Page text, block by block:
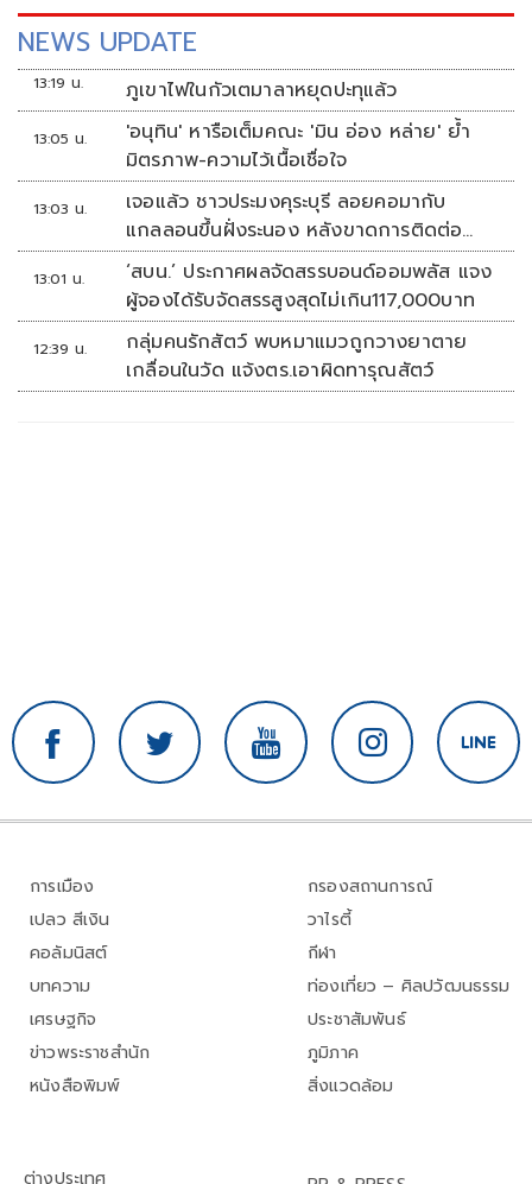
NEWS UPDATE
13:19 น. ภูเขาไฟในกัวเตมาลาหยุดปะทุแล้ว
13:05 น.
'อนุทิน' หารือเต็มคณะ 'มิน อ่อง หล่าย' ย้ำ
มิตรภาพ-ความไว้เนื้อเชื่อใจ
13:03 น.
เจอแล้ว ชาวประมงคุระบุรี ลอยคอมากับ
แกลลอนขึ้นฝั่งระนอง หลังขาดการติดต่อ
หลายวัน
13:01 น.
‘สบน.’ ประกาศผลจัดสรรบอนด์ออมพลัส แจง
ผู้จองได้รับจัดสรรสูงสุดไม่เกิน117,000บาท
12:39 น.
กลุ่มคนรักสัตว์ พบหมาแมวถูกวางยาตาย
เกลื่อนในวัด แจ้งตร.เอาผิดทารุณสัตว์
การเมือง
เปลว สีเงิน
คอลัมนิสต์
บทความ
เศรษฐกิจ
ข่าวพระราชสำนัก
หนังสือพิมพ์
กรองสถานการณ์
วาไรตี้
กีฬา
ท่องเที่ยว – ศิลปวัฒนธรรม
ประชาสัมพันธ์
ภูมิภาค
สิ่งแวดล้อม
ต่างประเทศ